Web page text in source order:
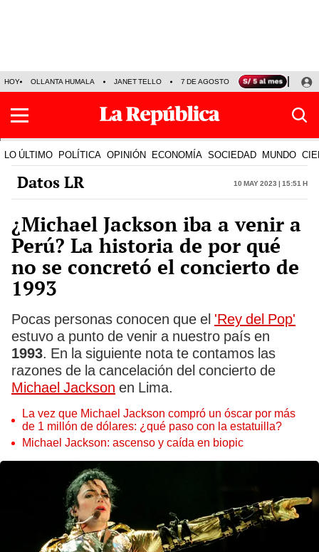
HOY OLLANTA HUMALA JANET TELLO 7 DE AGOSTO TINKA RESULTADOS
LO ÚLTIMO POLÍTICA OPINIÓN ECONOMÍA SOCIEDAD MUNDO
Datos LR 10 May 2023 | 15:51 h
¿Michael Jackson iba a venir a
Perú? La historia de por qué
no se concretó el concierto de
1993
Pocas personas conocen que el 'Rey del Pop'
estuvo a punto de venir a nuestro país en
1993. En la siguiente nota te contamos las
razones de la cancelación del concierto de
Michael Jackson en Lima.
La vez que Michael Jackson compró un óscar por más
de 1 millón de dólares: ¿qué paso con la estatuilla?
Michael Jackson: ascenso y caída en biopic